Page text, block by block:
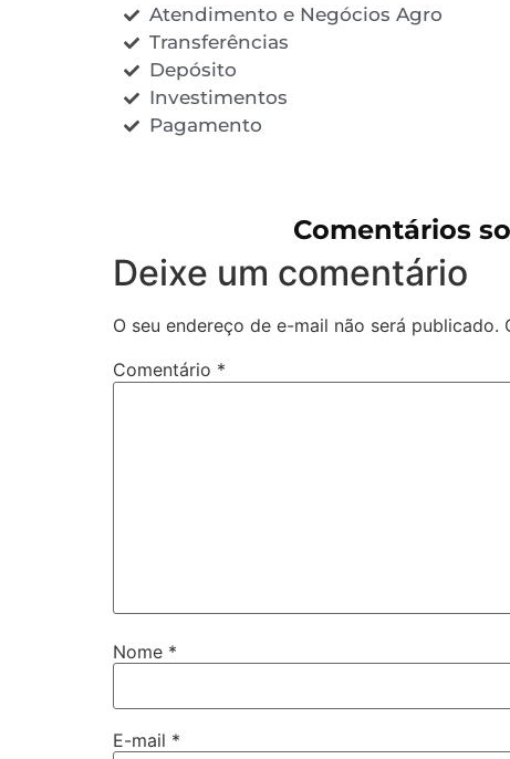
Atendimento e Negócios Agro
Transferências
Depósito
Investimentos
Pagamento
Comentários
Deixe um comentário
O seu endereço de e-mail não será publicado.
Comentário *
Nome *
E-mail *